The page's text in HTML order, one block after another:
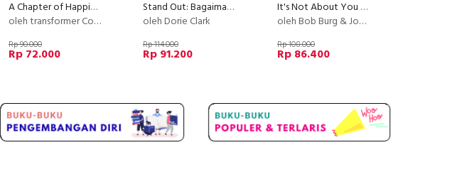
A Chapter of Happiness
oleh transformer Community
Rp 90.000
Rp 72.000
Stand Out: Bagaimana Menemukan Ide Pendobrak dan Membentuk TIM yang Mewujudkan Ide itu?
oleh Dorie Clark
Rp 114.000
Rp 91.200
It's Not About You - Kisah Tentang Hal Terpenting Di Dunia Bisnis
oleh Bob Burg & John David Mann
Rp 108.000
Rp 86.400